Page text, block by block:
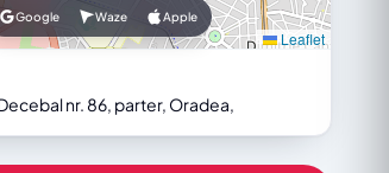
Leaflet
Google Waze Apple
nr. 86, parter, Oradea,